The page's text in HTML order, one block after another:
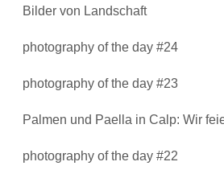
Bilder von Landschaft
photography of the day #24
photography of the day #23
Palmen und Paella in Calp: Wir
photography of the day #22